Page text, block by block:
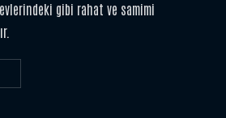
gibi rahat ve samimi